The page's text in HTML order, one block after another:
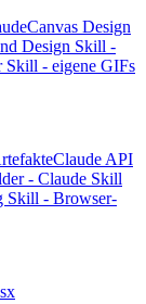
Canvas Design
Design Skill -
Skill - eigene GIFs
Claude API
- Claude Skill
Skill - Browser-